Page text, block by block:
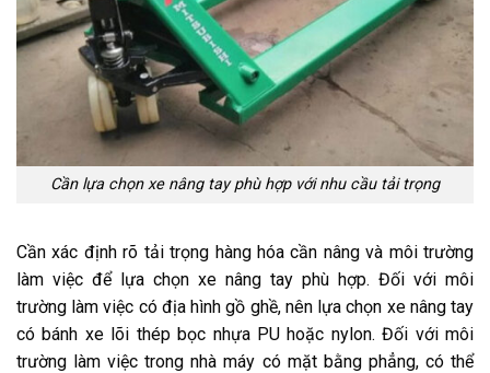
Cần lựa chọn xe nâng tay phù hợp với nhu cầu tải trọng
Cần xác định rõ tải trọng hàng hóa cần nâng và môi trường
làm việc để lựa chọn xe nâng tay phù hợp. Đối với môi
trường làm việc có địa hình gồ ghề, nên lựa chọn xe nâng tay
có bánh xe lõi thép bọc nhựa PU hoặc nylon. Đối với môi
trường làm việc trong nhà máy có mặt bằng phẳng, có thể